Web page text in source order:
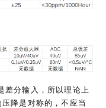
差分输入，所以理论上
降是对称的，不应当